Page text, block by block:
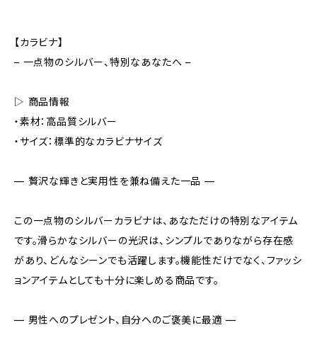
【カラビナ】
– 一点物のシルバー、特別なあなたへ –
▷ 商品情報
・素材：高品質シルバー
・サイズ：標準的なカラビナサイズ
— 贅沢な輝きと実用性を兼ね備えた一品 —
この一点物のシルバーカラビナは、あなただけの特別なアイテム
です。滑らかなシルバーの光沢は、シンプルでありながら存在感
があり、どんなシーンでも活躍します。機能性だけでなく、ファッシ
ョンアイテムとしても十分に楽しめる商品です。
— 男性へのプレゼント、自分へのご褒美に最適 —